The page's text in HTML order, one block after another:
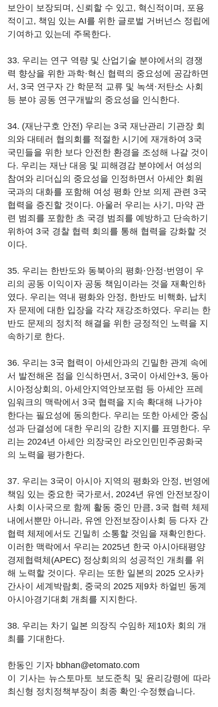
보안이 보장되며, 신뢰할 수 있고, 혁신적이며, 포용
적이고, 책임 있는 AI를 위한 글로벌 거버넌스 정립에
기여하고 있는데 주목한다.
33. 우리는 연구 역량 및 산업기술 분야에서의 경쟁
력 향상을 위한 과학·혁신 협력의 중요성에 공감하면
서, 3국 연구자 간 학문적 교류 및 녹색·저탄소 사회
등 분야 공동 연구개발의 중요성을 인식한다.
34. (재난구호 안전) 우리는 3국 재난관리 기관장 회
의와 대테러 협의회를 적절한 시기에 재개하여 3국
국민들을 위한 보다 안전한 환경을 조성해 나갈 것이
다. 우리는 재난 대응 및 피해경감 분야에서 여성의
참여와 리더십의 중요성을 인정하면서 아세안 회원
국과의 대화를 포함해 여성 평화 안보 의제 관련 3국
협력을 증진할 것이다. 아울러 우리는 사기, 마약 관
련 범죄를 포함한 초 국경 범죄를 예방하고 단속하기
위하여 3국 경찰 협력 회의를 통해 협력을 강화할 것
이다.
35. 우리는 한반도와 동북아의 평화·안정·번영이 우
리의 공동 이익이자 공동 책임이라는 것을 재확인하
였다. 우리는 역내 평화와 안정, 한반도 비핵화, 납치
자 문제에 대한 입장을 각각 재강조하였다. 우리는 한
반도 문제의 정치적 해결을 위한 긍정적인 노력을 지
속하기로 한다.
36. 우리는 3국 협력이 아세안과의 긴밀한 관계 속에
서 발전해온 점을 인식하면서, 3국이 아세안+3, 동아
시아정상회의, 아세안지역안보포럼 등 아세안 프레
임워크의 맥락에서 3국 협력을 지속 확대해 나가야
한다는 필요성에 동의한다. 우리는 또한 아세안 중심
성과 단결성에 대한 우리의 강한 지지를 표명한다. 우
리는 2024년 아세안 의장국인 라오인민민주공화국
의 노력을 평가한다.
37. 우리는 3국이 아시아 지역의 평화와 안정, 번영에
책임 있는 중요한 국가로서, 2024년 유엔 안전보장이
사회 이사국으로 함께 활동 중인 만큼, 3국 협력 체제
내에서뿐만 아니라, 유엔 안전보장이사회 등 다자 간
협력 체제에서도 긴밀히 소통할 것임을 재확인한다.
이러한 맥락에서 우리는 2025년 한국 아시아태평양
경제협력체(APEC) 정상회의의 성공적인 개최를 위
해 노력할 것이다. 우리는 또한 일본의 2025 오사카
간사이 세계박람회, 중국의 2025 제9차 하얼빈 동계
아시아경기대회 개최를 지지한다.
38. 우리는 차기 일본 의장직 수임하 제10차 회의 개
최를 기대한다.
한동인 기자 bbhan@etomato.com
이 기사는 뉴스토마토 보도준칙 및 윤리강령에 따라
최신형 정치정책부장이 최종 확인·수정했습니다.